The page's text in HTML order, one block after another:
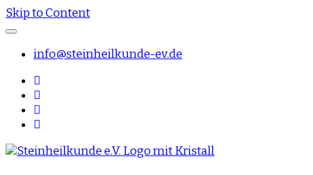
Skip to Content
info@steinheilkunde-ev.de